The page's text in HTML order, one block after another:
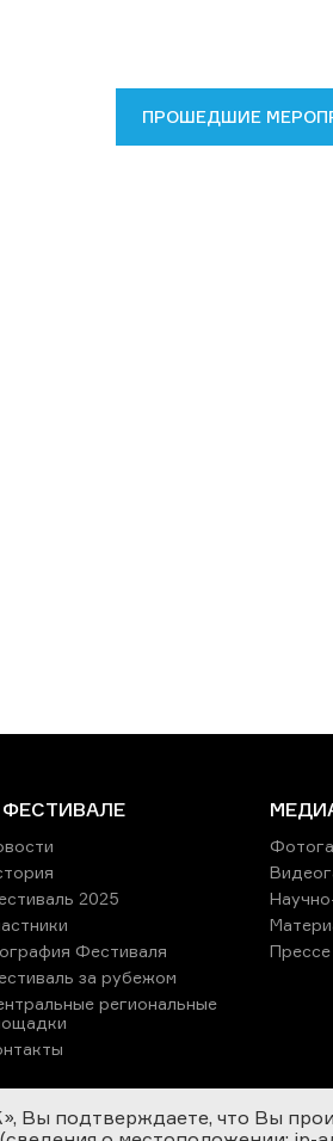
ПРОШЕДШИЕ
2025
Фестиваля
за рубежом
региональные
Прессе
Вы подтверждаете, что Вы